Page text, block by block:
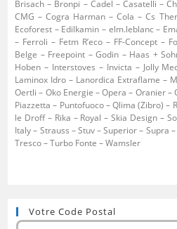
Brisach – Bronpi – Cadel – Casatelli –
CMG – Cogra Harman – Cola – Cs
Ecoforest – Edilkamin – elm.leblanc –
– Ferroli – Fetm R’eco – FF-Concept –
Belge – Freepoint – Godin – Haas +
Hoben – Interstoves – Invicta – Jolly
Laminox Idro – Lanordica Extraflame –
Oertli – Oko Energie – Opera – Oranier –
Piazzetta – Puntofuoco – Qlima (Zibro) –
le Droff – Rika – Royal – Skia Design –
Italy – Strauss – Stuv – Superior – Supra
Tresco – Turbo Fonte – Wamsler
Votre Code Postal